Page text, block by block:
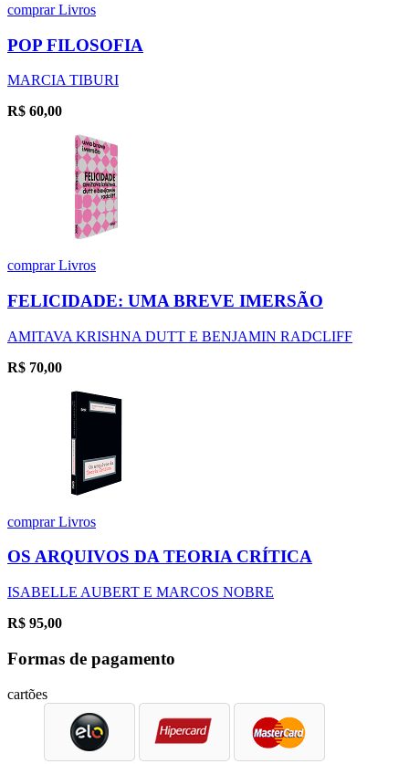
comprarLivros
POP FILOSOFIA
MARCIA TIBURI
R$ 60,00
comprarLivros
FELICIDADE: UMA BREVE IMERSÃO
AMITAVA KRISHNA DUTT E BENJAMIN RADCLIFF
R$ 70,00
comprarLivros
OS ARQUIVOS DA TEORIA CRÍTICA
ISABELLE AUBERT E MARCOS NOBRE
R$ 95,00
Formas de pagamento
cartões